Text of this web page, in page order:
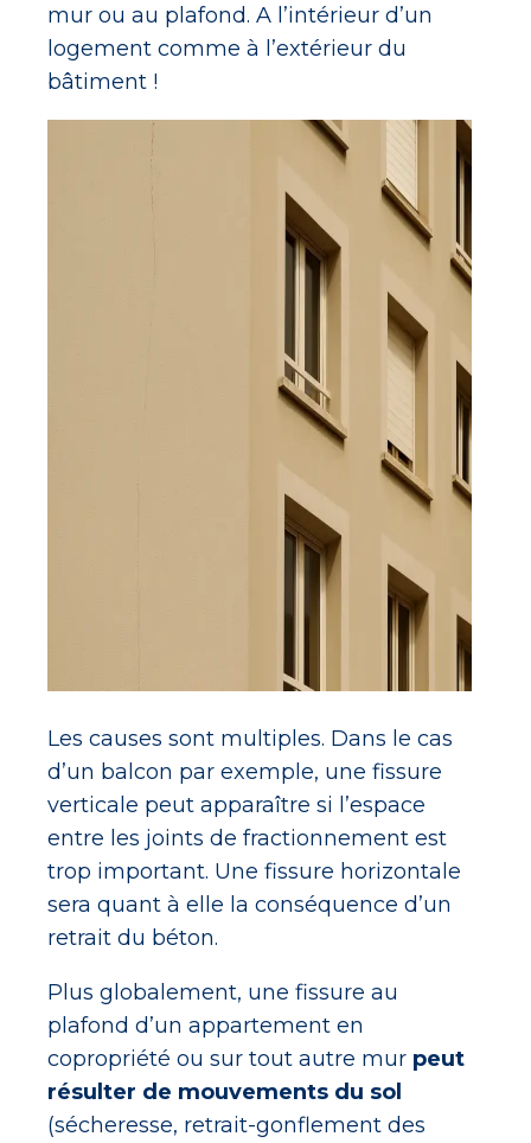
mur ou au plafond. A l’intérieur d’un
logement comme à l’extérieur du
bâtiment !
Les causes sont multiples. Dans le cas
d’un balcon par exemple, une fissure
verticale peut apparaître si l’espace
entre les joints de fractionnement est
trop important. Une fissure horizontale
sera quant à elle la conséquence d’un
retrait du béton.
Plus globalement, une fissure au
plafond d’un appartement en
copropriété ou sur tout autre mur peut
résulter de mouvements du sol
(sécheresse, retrait-gonflement des